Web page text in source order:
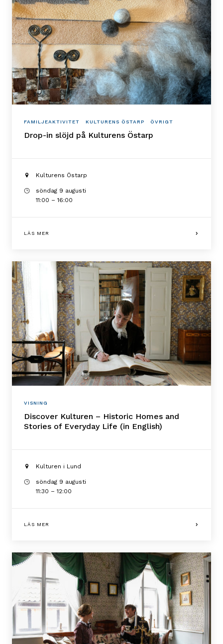
FAMILJEAKTIVITET KULTURENS ÖSTARP ÖVRIGT
Drop-in slöjd på Kulturens Östarp
Kulturens Östarp
söndag 9 augusti
11:00 – 16:00
LÄS MER
VISNING
Discover Kulturen – Historic Homes and
Stories of Everyday Life (in English)
Kulturen i Lund
söndag 9 augusti
11:30 – 12:00
LÄS MER